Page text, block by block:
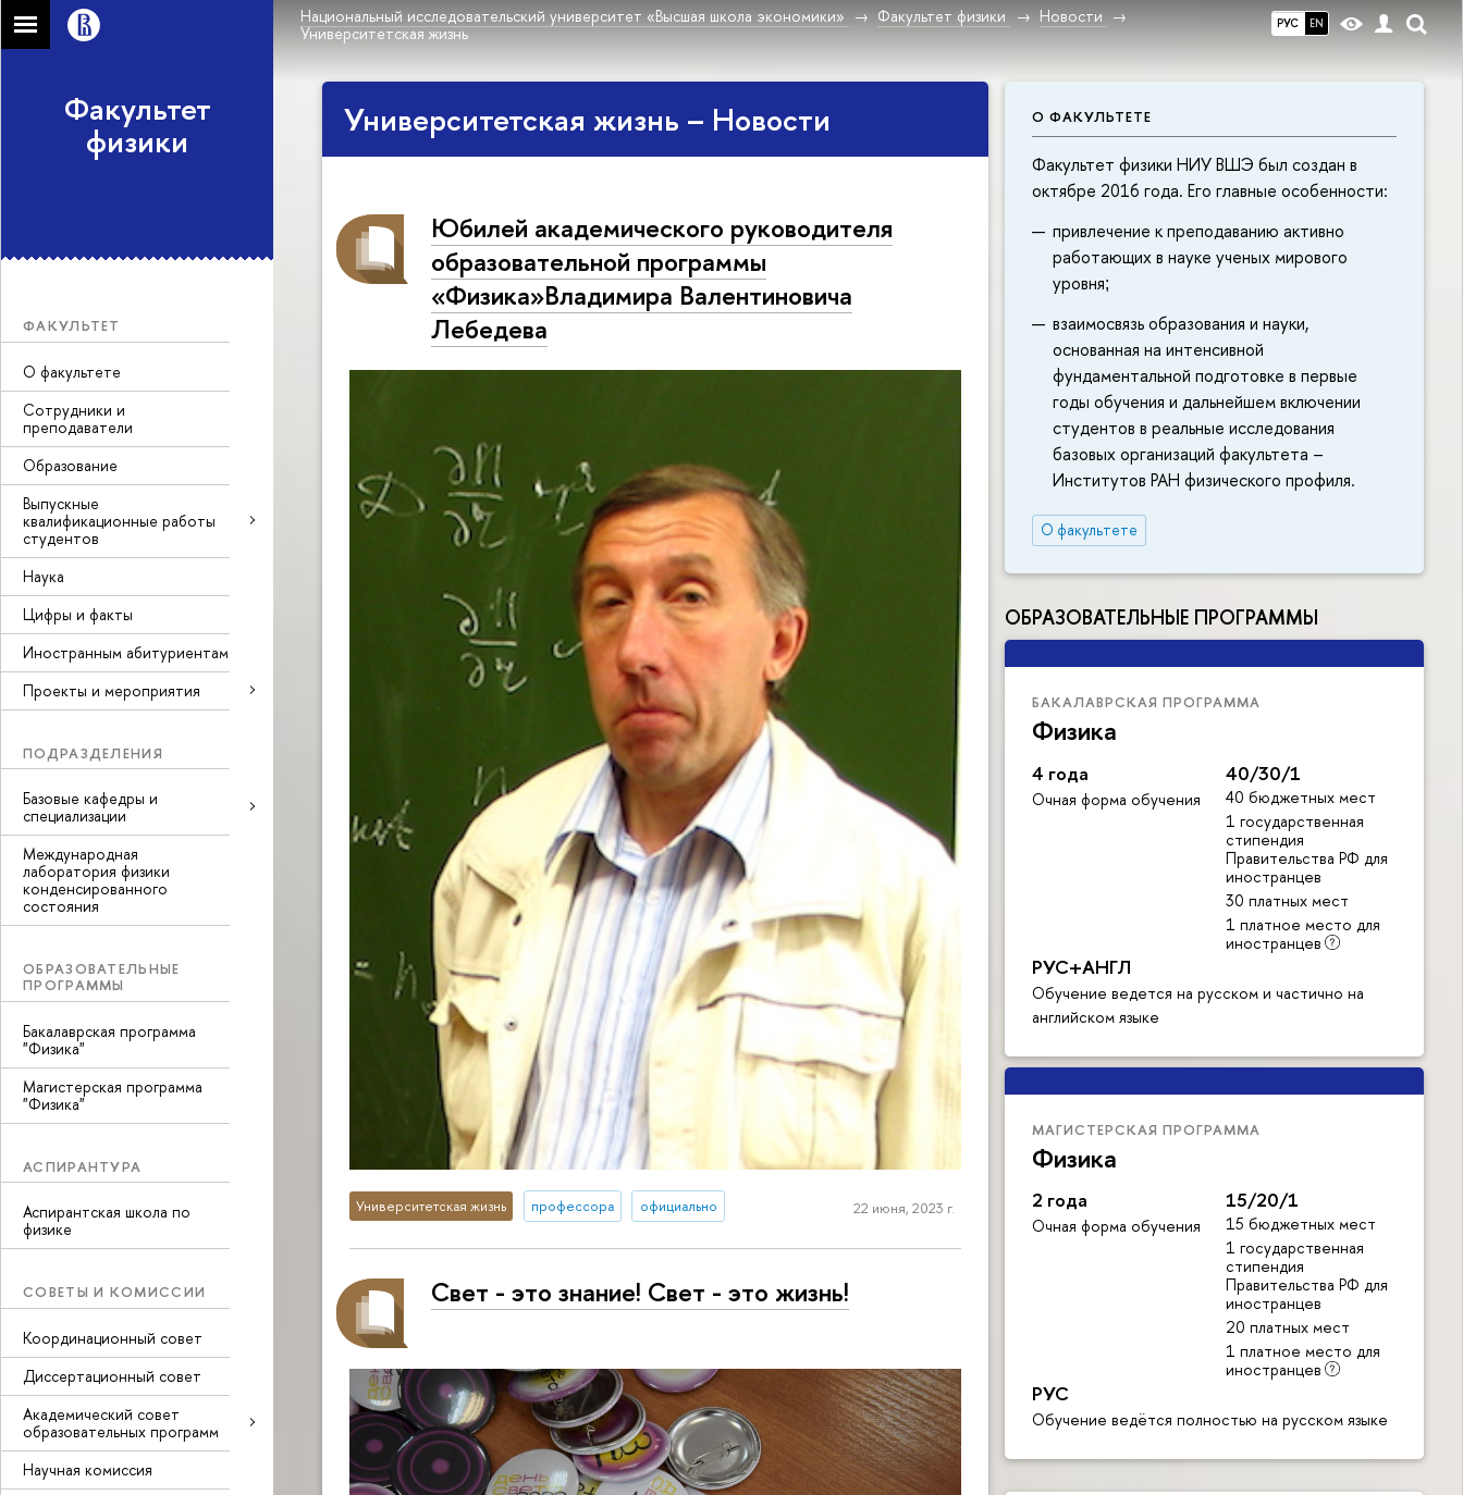
РУС EN
Национальный исследовательский университет «Высшая школа экономики» Факультет физики
Новости
Университетская жизнь
Факультет
физики
ФАКУЛЬТЕТ
О факультете
Сотрудники и
преподаватели
Образование
Выпускные
квалификационные работы
студентов
Наука
Цифры и факты
Иностранным абитуриентам
Проекты и мероприятия
ПОДРАЗДЕЛЕНИЯ
Базовые кафедры и
специализации
Международная
лаборатория физики
конденсированного
состояния
ОБРАЗОВАТЕЛЬНЫЕ
ПРОГРАММЫ
Бакалаврская программа
"Физика"
Магистерская программа
"Физика"
АСПИРАНТУРА
Аспирантская школа по
физике
СОВЕТЫ И КОМИССИИ
Координационный совет
Диссертационный совет
Академический совет
образовательных программ
Научная комиссия
О ФАКУЛЬТЕТЕ
Факультет физики НИУ ВШЭ был создан в
октябре 2016 года. Его главные особенности:
привлечение к преподаванию активно
работающих в науке ученых мирового
уровня;
взаимосвязь образования и науки,
основанная на интенсивной
фундаментальной подготовке в первые
годы обучения и дальнейшем включении
студентов в реальные исследования
базовых организаций факультета –
Институтов РАН физического профиля.
О факультете
ОБРАЗОВАТЕЛЬНЫЕ ПРОГРАММЫ
БАКАЛАВРСКАЯ ПРОГРАММА
Физика
4 года
Очная форма обучения
40/30/1
40 бюджетных мест
1 государственная
стипендия
Правительства РФ для
иностранцев
30 платных мест
1 платное место для
иностранцев
РУС+АНГЛ
Обучение ведется на русском и частично на
английском языке
МАГИСТЕРСКАЯ ПРОГРАММА
Физика
2 года
Очная форма обучения
15/20/1
15 бюджетных мест
1 государственная
стипендия
Правительства РФ для
иностранцев
20 платных мест
1 платное место для
иностранцев
РУС
Обучение ведётся полностью на русском языке
Университетская жизнь – Новости
Юбилей академического руководителя
образовательной программы
«Физика»Владимира Валентиновича
Лебедева
Университетская жизнь профессора официально 22 июня, 2023 г.
Свет - это знание! Свет - это жизнь!